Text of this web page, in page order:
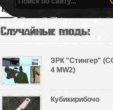
Случайные моды
ЗРК "Стингер"
4 MW2)
Кубикирибочо